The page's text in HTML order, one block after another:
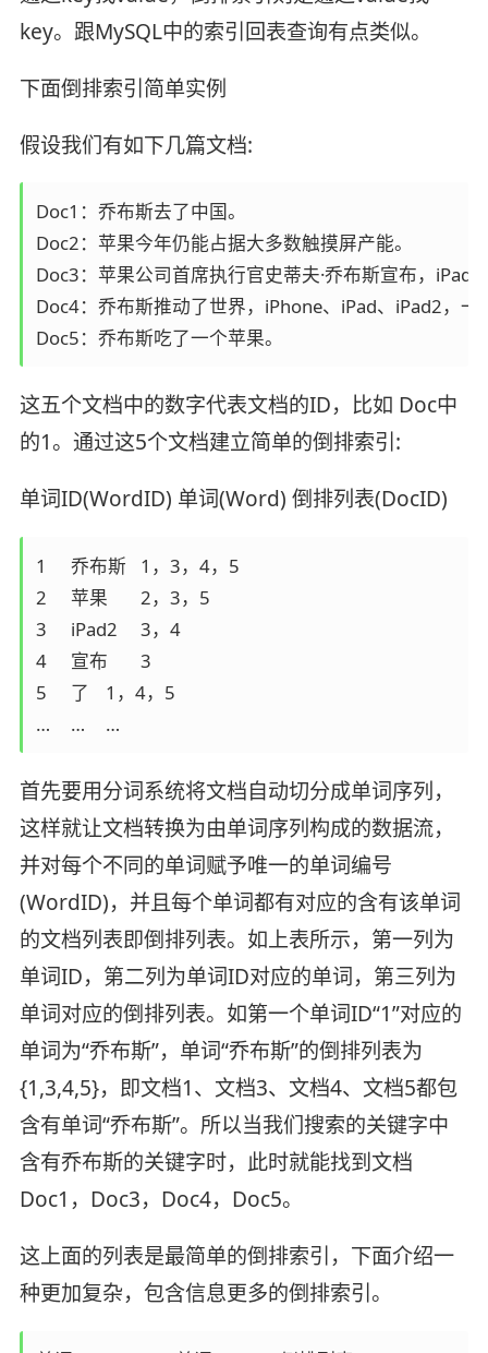
key。跟MySQL中的索引回表查询有点类似。
下面倒排索引简单实例
假设我们有如下几篇文档:
Doc1：乔布斯去了中国。
Doc2：苹果今年仍能占据大多数触摸屏产能。
Doc3：苹果公司首席执行官史蒂夫·乔布斯宣布，
Doc4：乔布斯推动了世界，iPhone、iPad、iPad2，一
Doc5：乔布斯吃了一个苹果。
这五个文档中的数字代表文档的ID，比如 Doc中
的1。通过这5个文档建立简单的倒排索引:
单词ID(WordID) 单词(Word) 倒排列表(DocID)
1	乔布斯	1，3，4，5
2	苹果	2，3，5
3	iPad2	3，4
4	宣布	3
5	了	1，4，5
…	…	…
首先要用分词系统将文档自动切分成单词序列，
这样就让文档转换为由单词序列构成的数据流，
并对每个不同的单词赋予唯一的单词编号
(WordID)，并且每个单词都有对应的含有该单词
的文档列表即倒排列表。如上表所示，第一列为
单词ID，第二列为单词ID对应的单词，第三列为
单词对应的倒排列表。如第一个单词ID“1”对应的
单词为“乔布斯”，单词“乔布斯”的倒排列表为
{1,3,4,5}，即文档1、文档3、文档4、文档5都包
含有单词“乔布斯”。所以当我们搜索的关键字中
含有乔布斯的关键字时，此时就能找到文档
Doc1，Doc3，Doc4，Doc5。
这上面的列表是最简单的倒排索引，下面介绍一
种更加复杂，包含信息更多的倒排索引。